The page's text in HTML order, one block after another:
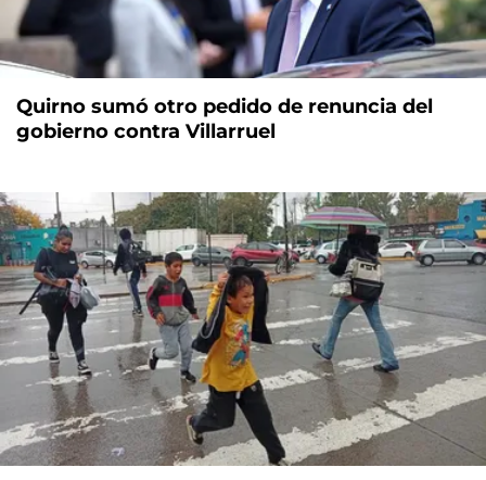
Quirno sumó otro pedido de renuncia del
gobierno contra Villarruel